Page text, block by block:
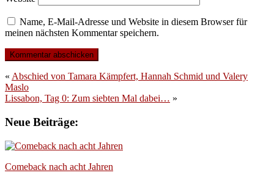
Name, E-Mail-Adresse und Website in diesem Browser für
meinen nächsten Kommentar speichern.
« Abschied von Tamara Kämpfert, Hannah Schmid und Valery
Maslo
Lissabon, Tag 0: Zum siebten Mal dabei… »
Neue Beiträge:
Comeback nach acht Jahren